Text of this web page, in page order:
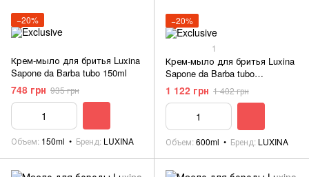
−20%
Крем-мыло для бритья Luxina
Sapone da Barba tubo 150ml
748 грн 935 грн
Объем 150ml Бренд LUXINA
−20%
1
Крем-мыло для бритья Luxina
Sapone da Barba tubo
Professionale 600ml
1 122 грн 1 402 грн
Объем 600ml Бренд LUXINA